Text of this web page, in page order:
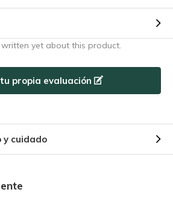
yet about this product.
propia evaluación
y cuidado